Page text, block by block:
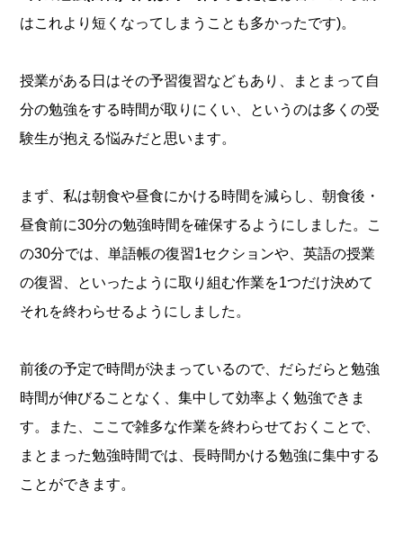
はこれより短くなってしまうことも多かったです)。
授業がある日はその予習復習などもあり、まとまって自
分の勉強をする時間が取りにくい、というのは多くの受
験生が抱える悩みだと思います。
まず、私は朝食や昼食にかける時間を減らし、朝食後・
昼食前に30分の勉強時間を確保するようにしました。こ
の30分では、単語帳の復習1セクションや、英語の授業
の復習、といったように取り組む作業を1つだけ決めて
それを終わらせるようにしました。
前後の予定で時間が決まっているので、だらだらと勉強
時間が伸びることなく、集中して効率よく勉強できま
す。また、ここで雑多な作業を終わらせておくことで、
まとまった勉強時間では、長時間かける勉強に集中する
ことができます。